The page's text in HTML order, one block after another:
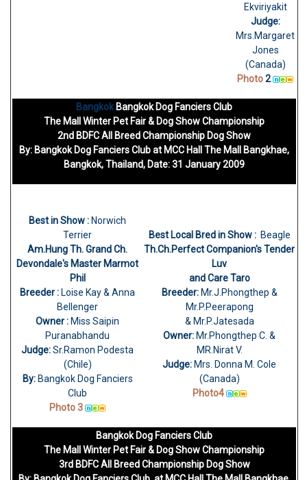
Ekviriyakit
Judge:
Mrs.Margaret
Jones
(Canada)
Photo2
BangkokBangkok Dog Fanciers Club
The Mall Winter Pet Fair & Dog Show Championship
2nd BDFC All Breed Championship Dog Show
By:Bangkok Dog Fanciers ClubatMCC Hall The Mall Bangkhae,
Bangkok, Thailand, Date: 31 January 2009
Best in Show :Norwich
Terrier
Am.Hung Th. Grand Ch.
Devondale's Master Marmot
Phil
Breeder :Loise Kay & Anna
Bellenger
Owner :Miss Saipin
Puranabhandu
Judge:Sr.Ramon Podesta
(Chile)
By:Bangkok Dog Fanciers
Club
Photo 3
Best Local Bred in Show :Beagle
Th.Ch.Perfect Companion's Tender
Luv
and Care Taro
Breeder:Mr.J.Phongthep &
Mr.P.Peerapong
& Mr.P.Jatesada
Owner:Mr.Phongthep C. &
MR.Nirat V.
Judge:Mrs. Donna M. Cole
(Canada)
Photo4
Bangkok Dog Fanciers Club
The Mall Winter Pet Fair & Dog Show Championship
3rd BDFC All Breed Championship Dog Show